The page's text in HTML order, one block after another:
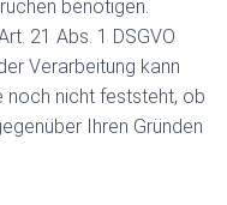
benötigen.
21 Abs. 1 DSGVO
Verarbeitung kann
noch nicht feststeht, ob
Ihren Gründen